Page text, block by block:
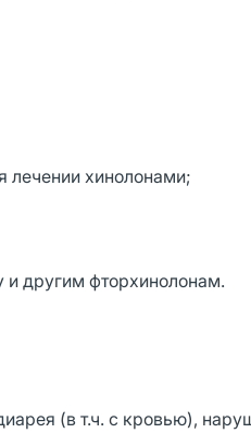
лечении хинолонами;
и другим фторхинолонам.
(в т.ч. с кровью),